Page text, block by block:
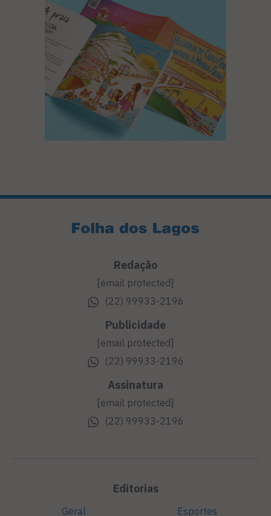
Redação
[email protected]
(22) 99933-2196
Publicidade
[email protected]
(22) 99933-2196
Assinatura
[email protected]
(22) 99933-2196
Editorias
Geral
Esportes